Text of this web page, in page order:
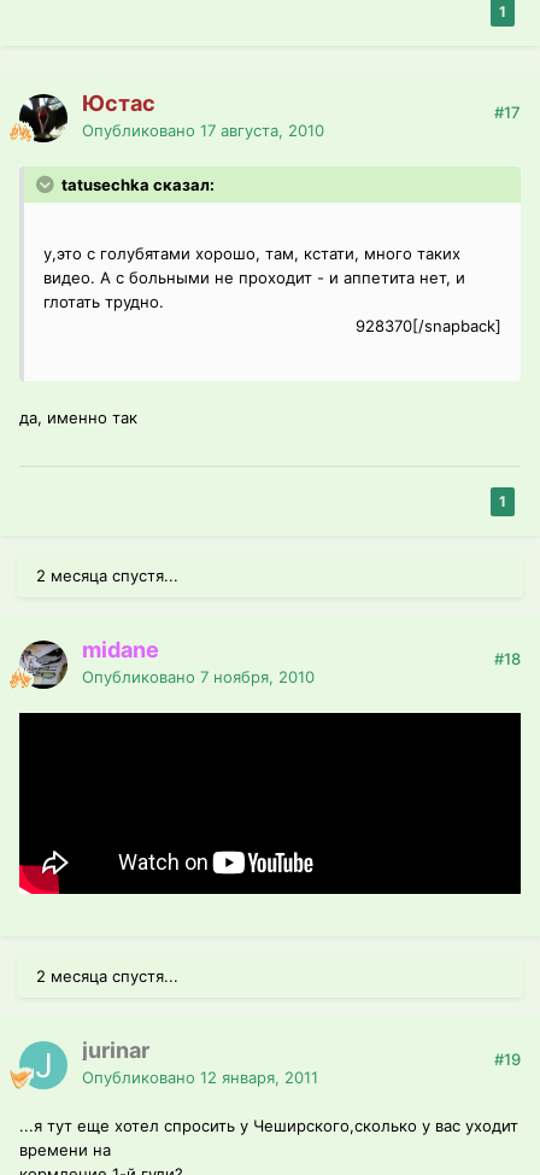
1
Юстас
Опубликовано 17 августа, 2010
#17
tatusechka сказал:
у,это с голубятами хорошо, там, кстати, много таких
видео. А с больными не проходит - и аппетита нет, и
глотать трудно.
928370[/snapback]
да, именно так
1
2 месяца спустя...
midane
Опубликовано 7 ноября, 2010
#18
2 месяца спустя...
jurinar
Опубликовано 12 января, 2011
#19
...я тут еще хотел спросить у Чеширского,сколько у вас уходит
времени на